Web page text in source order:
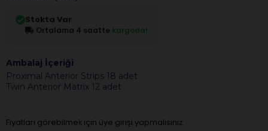
Stokta Var
Ortalama 4 saatte kargoda!
Ambalaj İçeriği
Proximal Anterior Strips 18 adet
Twin Anterior Matrix 12 adet
Fiyatları görebilmek için üye girişi yapmalısınız.